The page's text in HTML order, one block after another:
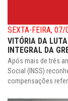
SEXTA-FEIRA,
VITÓRIA DA
INTEGRAL DA
Após mais de três
Social (INSS)
compensações